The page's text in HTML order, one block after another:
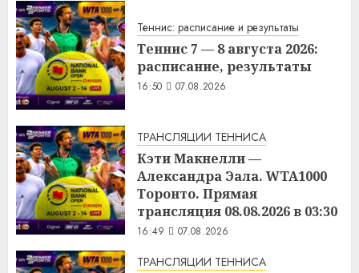
Теннис: расписание и результаты
Теннис 7 — 8 августа 2026:
расписание, результаты
16:50 07.08.2026
ТРАНСЛЯЦИИ ТЕННИСА
Кэти Макнелли —
Александра Эала. WTA1000
Торонто. Прямая
трансляция 08.08.2026 в 03:30
16:49 07.08.2026
ТРАНСЛЯЦИИ ТЕННИСА